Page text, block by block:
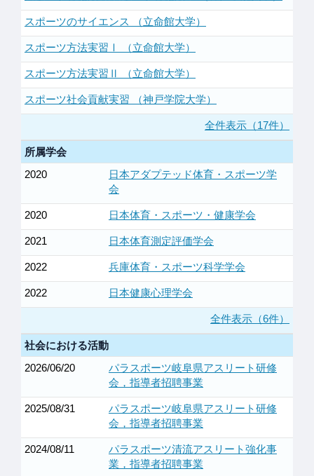
スポーツのサイエンス （立命館大学）
スポーツ方法実習Ⅰ （立命館大学）
スポーツ方法実習Ⅱ （立命館大学）
スポーツ社会貢献実習 （神戸学院大学）
全件表示（17件）
所属学会
2020
日本アダプテッド体育・スポーツ学
会
2020 日本体育・スポーツ・健康学会
2021 日本体育測定評価学会
2022 兵庫体育・スポーツ科学学会
2022 日本健康心理学会
全件表示（6件）
社会における活動
2026/06/20
パラスポーツ岐阜県アスリート研修
会，指導者招聘事業
2025/08/31
パラスポーツ岐阜県アスリート研修
会，指導者招聘事業
2024/08/11
パラスポーツ清流アスリート強化事
業，指導者招聘事業